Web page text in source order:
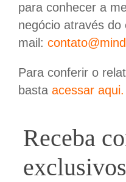
para conhecer a
negócio através do
mail:
Para conferir o
basta acessar aqui.
Receba
exclusivos